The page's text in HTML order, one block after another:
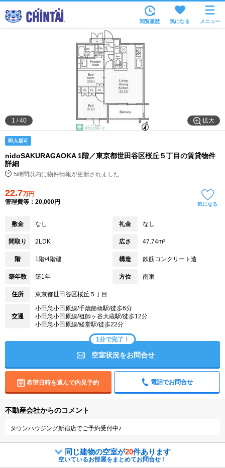
沿線・駅から
住所から
家賃相場から
通勤通学時間から
物件特集から
不動産会社から
閲覧履歴 気になる メニュー
拡大
1 /40
即入居可
nidoSAKURAGAOKA 1階／東京都世田谷区桜丘５丁目の賃貸物件
詳細
5時間以内に物件情報が更新されました
22.7万円
管理費等：20,000円
気になる
敷金 なし 礼金 なし
間取り 2LDK 広さ 47.74m²
階 1階/4階建 構造 鉄筋コンクリート造
築年数 築1年 方位 南東
住所 東京都世田谷区桜丘５丁目
交通
小田急小田原線/千歳船橋駅/徒歩6分
小田急小田原線/祖師ヶ谷大蔵駅/徒歩12分
小田急小田原線/経堂駅/徒歩22分
1分で完了！
空室状況をお問合せ
希望日時を選んで内見予約 電話でお問合せ
不動産会社からのコメント
タウンハウジング新宿店でご予約受付中♪
同じ建物の空室が20件あります
空いているお部屋をまとめてお問合せ！